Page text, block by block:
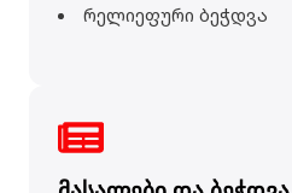
რელიეფური ბეჭდვა